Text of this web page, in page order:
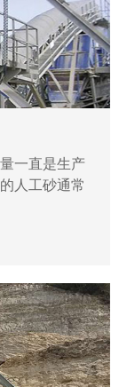
一直是生产
人工砂通常